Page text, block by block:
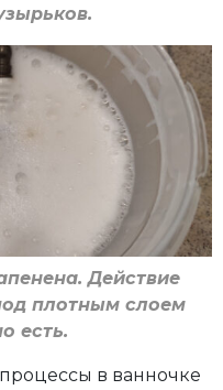
Действие
плотным слоем
есть.
в ванночке